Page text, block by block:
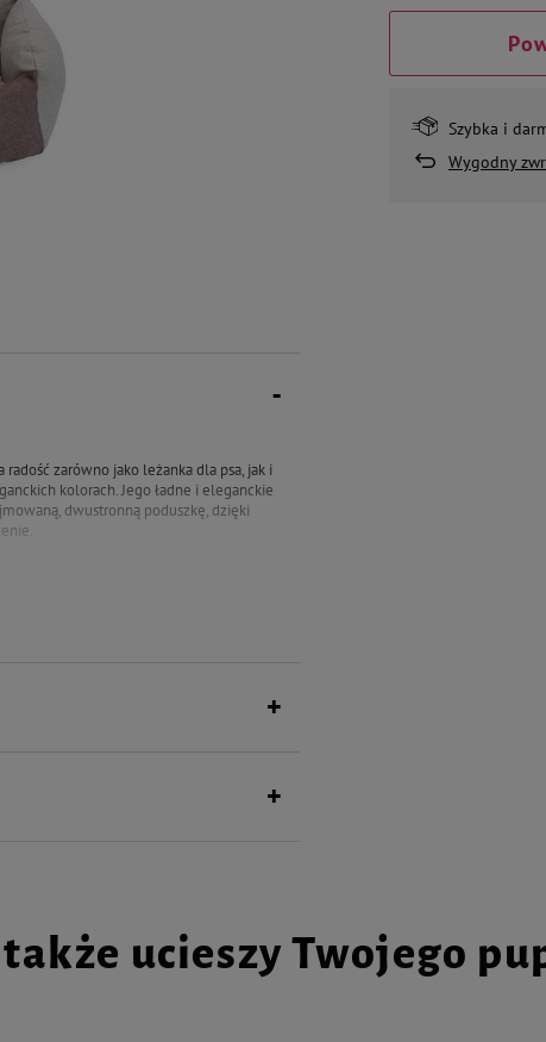
Szybka i
Wygodny
zarówno jako leżanka dla psa, jak i
kolorach. Jego ładne i eleganckie
dwustronną poduszkę, dzięki
także ucieszy Twojego